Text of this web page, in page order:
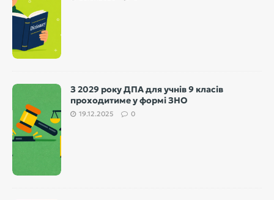
З 2029 року ДПА для учнів 9 класів
проходитиме у формі ЗНО
19.12.2025 0